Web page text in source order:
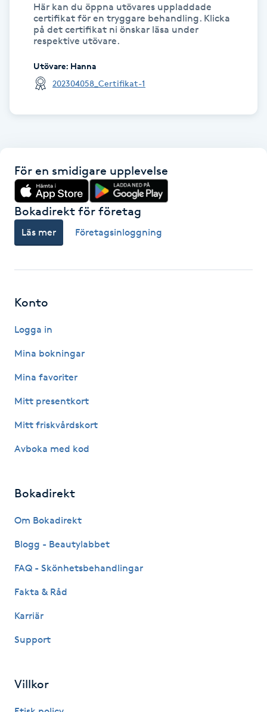
Headspa
Herrklippning
HIFU
Hot Stone Massage
Hot yoga
Hyaluronsyra
Hårborttagning
Hårförlängning
Hårvård
Hälsprickor
Här kan du öppna utövares uppladdade
certifikat för en tryggare behandling. Klicka
på det certifikat ni önskar läsa under
respektive utövare.
Utövare: Hanna
202304058_Certifikat-1
För en smidigare upplevelse
Bokadirekt för företag
Läs mer Företagsinloggning
Konto
Logga in
Mina bokningar
Mina favoriter
Mitt presentkort
Mitt friskvårdskort
Avboka med kod
Bokadirekt
Om Bokadirekt
Blogg - Beautylabbet
FAQ - Skönhetsbehandlingar
Fakta & Råd
Karriär
Support
Villkor